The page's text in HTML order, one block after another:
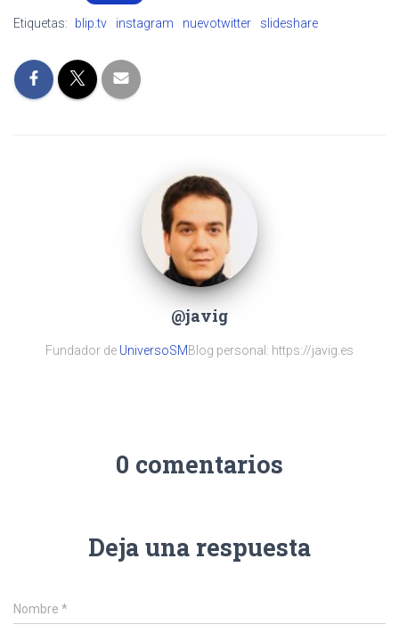
Etiquetas: blip.tv instagram nuevotwitter slideshare
@javig
Fundador de UniversoSMBlog personal: https://javig.es
0 comentarios
Deja una respuesta
Nombre *